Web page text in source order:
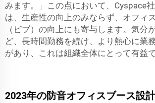
みます。」この点において、Cyspace
は、生産性の向上のみならず、オフィ
（ビブ）の向上にも寄与します。気分
ど、長時間勤務を続け、より熱心に業
があり、これは組織全体にとって有益で
2023年の防音オフィスブース設